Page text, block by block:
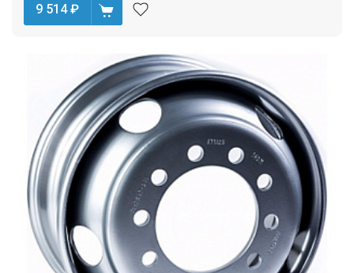
9 514 ₽